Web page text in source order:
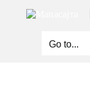
Мапа
Go to...